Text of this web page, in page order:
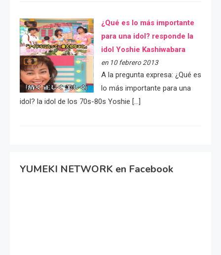
¿Qué es lo más importante
para una idol? responde la
idol Yoshie Kashiwabara
en 10 febrero 2013
A la pregunta expresa: ¿Qué es
lo más importante para una
idol? la idol de los 70s-80s Yoshie […]
YUMEKI NETWORK en Facebook